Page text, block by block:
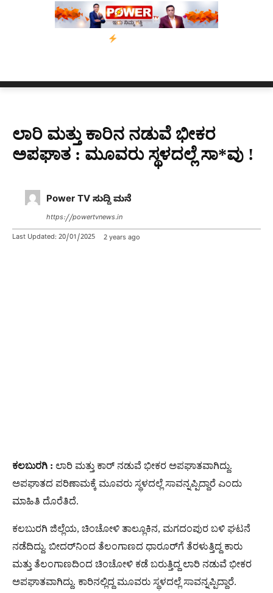
ಬೀರೇನ್ ಸಿಂಗ್ ಅವರ ಆಡಿಯೋ ಕ್ಲಿಪ್ ಅನ್ನು
ಲಾರಿ ಮತ್ತು ಕಾರಿನ ನಡುವೆ ಭೀಕರ
ಅಪಘಾತ : ಮೂವರು ಸ್ಥಳದಲ್ಲೆ ಸಾ*ವು !
Power TV ಸುದ್ದಿ ಮನೆ
https://powertvnews.in
Last Updated: 20/01/2025 2 years ago
ಕಲಬುರಗಿ : ಲಾರಿ ಮತ್ತು ಕಾರ್​ ನಡುವೆ ಭೀಕರ ಅಪಘಾತವಾಗಿದ್ದು.
ಅಪಘಾತದ ಪರಿಣಾಮಕ್ಕೆ ಮೂವರು ಸ್ಥಳದಲ್ಲೆ ಸಾವನ್ನಪ್ಪಿದ್ದಾರೆ ಎಂದು
ಮಾಹಿತಿ ದೊರೆತಿದೆ.
ಕಲಬುರಗಿ ಜಿಲ್ಲೆಯ, ಚಿಂಚೋಳಿ ತಾಲ್ಲೂಕಿನ, ಮಗದಂಪುರ ಬಳಿ ಘಟನೆ
ನಡೆದಿದ್ದು. ಬೀದರ್​ನಿಂದ ತೆಲಂಗಾಣದ ಧಾರೂರ್​ಗೆ ತೆರಳುತ್ತಿದ್ದ ಕಾರು
ಮತ್ತು ತೆಲಂಗಾಣದಿಂದ‌ ಚಿಂಚೋಳಿ ಕಡೆ ಬರುತ್ತಿದ್ದ ಲಾರಿ ನಡುವೆ ಭೀಕರ
ಅಪಘಾತವಾಗಿದ್ದು. ಕಾರಿನಲ್ಲಿದ್ದ ಮೂವರು ಸ್ಥಳದಲ್ಲೆ ಸಾವನ್ನಪ್ಪಿದ್ದಾರೆ.